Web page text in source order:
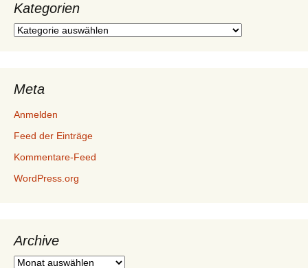
Kategorien
Kategorien
Meta
Anmelden
Feed der Einträge
Kommentare-Feed
WordPress.org
Archive
Archive